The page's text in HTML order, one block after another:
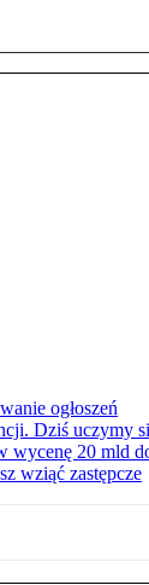
ogłoszeń
Dziś uczymy
wycenę 20 mld
wziąć zastępcze